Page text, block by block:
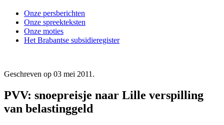
Onze persberichten
Onze spreekteksten
Onze moties
Het Brabantse subsidieregister
Geschreven op 03 mei 2011.
PVV: snoepreisje naar Lille verspilling
van belastinggeld